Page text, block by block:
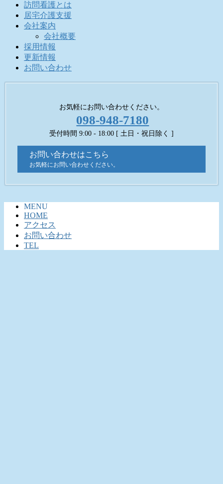
訪問看護とは
居宅介護支援
会社案内
会社概要
採用情報
更新情報
お問い合わせ
お気軽にお問い合わせください。
098-948-7180
受付時間 9:00 - 18:00 [ 土日・祝日除く ]
お問い合わせはこちら
お気軽にお問い合わせください。
MENU
HOME
アクセス
お問い合わせ
TEL